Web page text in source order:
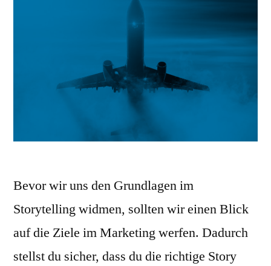
Bevor wir uns den Grundlagen im
Storytelling widmen, sollten wir einen Blick
auf die Ziele im Marketing werfen. Dadurch
stellst du sicher, dass du die richtige Story